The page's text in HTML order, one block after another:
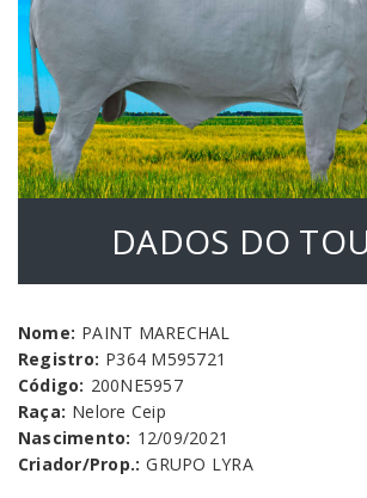
DADOS DO
Nome: PAINT MARECHAL
Registro: P364 M595721
Código: 200NE5957
Raça: Nelore Ceip
Nascimento: 12/09/2021
Criador/Prop.: GRUPO LYRA